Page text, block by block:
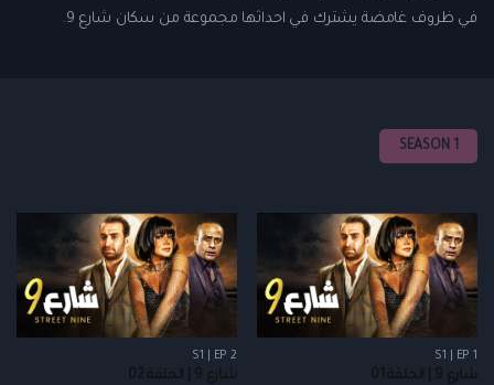
في ظروف غامضة يشترك في احداثها مجموعة من سكان شارع 9.
SEASON 1
S1 | EP 1
شارع 9 | الحلقة 01
S1 | EP 2
شارع 9 | الحلقة 02